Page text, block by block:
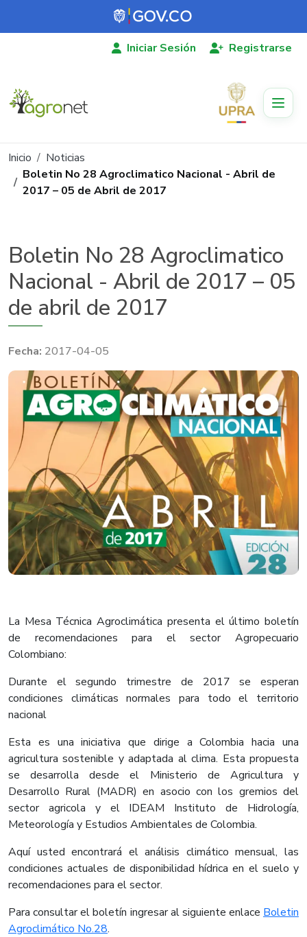
Pasar al contenido principal
Iniciar Sesión Registrarse
Ruta de navegación
Inicio
Noticias
Boletin No 28 Agroclimatico Nacional - Abril de
2017 – 05 de Abril de 2017
Boletin No 28 Agroclimatico
Nacional - Abril de 2017 – 05
de abril de 2017
2017-04-05
La Mesa Técnica Agroclimática presenta el último boletín
de recomendaciones para el sector Agropecuario
Colombiano:
Durante el segundo trimestre de 2017 se esperan
condiciones climáticas normales para todo el territorio
nacional​
Esta es una iniciativa que dirige a Colombia hacia una
agricultura sostenible y adaptada al clima. Esta propuesta
se desarrolla desde el Ministerio de Agricultura y
Desarrollo Rural (MADR) en asocio con los gremios del
sector agricola y el IDEAM Instituto de Hidrología,
Meteorología y Estudios Ambientales de Colombia.
Aquí usted encontrará el análisis climático mensua​l, las
condiciones actuales de disponibilidad hídrica en el suelo y
recomendaciones para el sector.​
Para consultar el boletín ingresar al siguiente enlace Boletin
Agroclimático No.28​​​.​​